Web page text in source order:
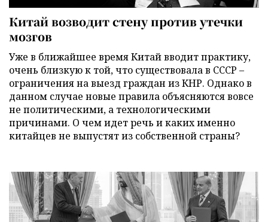
Китай возводит стену против утечки
мозгов
Уже в ближайшее время Китай вводит практику,
очень близкую к той, что существовала в СССР –
ограничения на выезд граждан из КНР. Однако в
данном случае новые правила объясняются вовсе
не политическими, а технологическими
причинами. О чем идет речь и каких именно
китайцев не выпустят из собственной страны?